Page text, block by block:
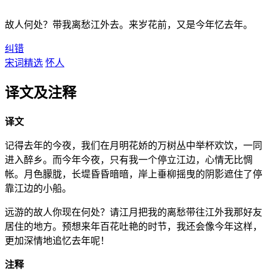
故人何处？带我离愁江外去。来岁花前，又是今年忆去年。
纠错
宋词精选 怀人
译文及注释
译文
记得去年的今夜，我们在月明花娇的万树丛中举杯欢饮，一同
进入醉乡。而今年今夜，只有我一个停立江边，心情无比惆
帐。月色朦胧，长堤昏昏暗暗，岸上垂柳摇曳的阴影遮住了停
靠江边的小船。
远游的故人你现在何处？请江月把我的离愁带往江外我那好友
居住的地方。预想来年百花吐艳的时节，我还会像今年这样，
更加深情地追忆去年呢！
注释